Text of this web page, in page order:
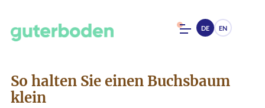
DE EN
So halten Sie einen Buchsbaum
klein